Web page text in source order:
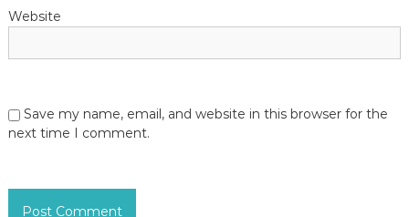
Website
Save my name, email, and website in this browser for the
next time I comment.